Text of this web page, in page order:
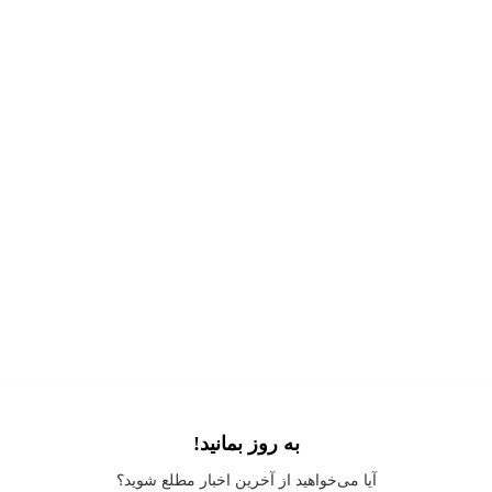
Application error: a client
-side exception has occurred while loading
به روز بمانید!
آیا می‌خواهید از آخرین اخبار مطلع شوید؟